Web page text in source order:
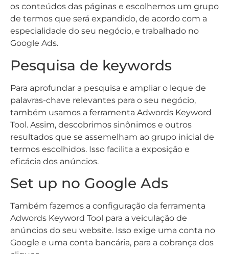
os conteúdos das páginas e escolhemos um grupo
de termos que será expandido, de acordo com a
especialidade do seu negócio, e trabalhado no
Google Ads.
Pesquisa de keywords
Para aprofundar a pesquisa e ampliar o leque de
palavras-chave relevantes para o seu negócio,
também usamos a ferramenta Adwords Keyword
Tool. Assim, descobrimos sinônimos e outros
resultados que se assemelham ao grupo inicial de
termos escolhidos. Isso facilita a exposição e
eficácia dos anúncios.
Set up no Google Ads
Também fazemos a configuração da ferramenta
Adwords Keyword Tool para a veiculação de
anúncios do seu website. Isso exige uma conta no
Google e uma conta bancária, para a cobrança dos